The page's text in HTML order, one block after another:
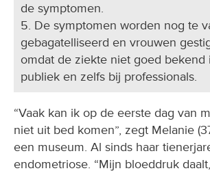
de symptomen.
5. De symptomen worden nog te
gebagatelliseerd en vrouwen
omdat de ziekte niet goed bekend
publiek en zelfs bij professionals.
“Vaak kan ik op de eerste dag van
niet uit bed komen”, zegt Melanie
een museum. Al sinds haar
endometriose. “Mijn bloeddruk